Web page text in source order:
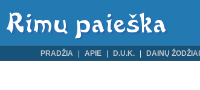
PRADŽIA APIE D.U.K. DAINŲ ŽODŽIAI